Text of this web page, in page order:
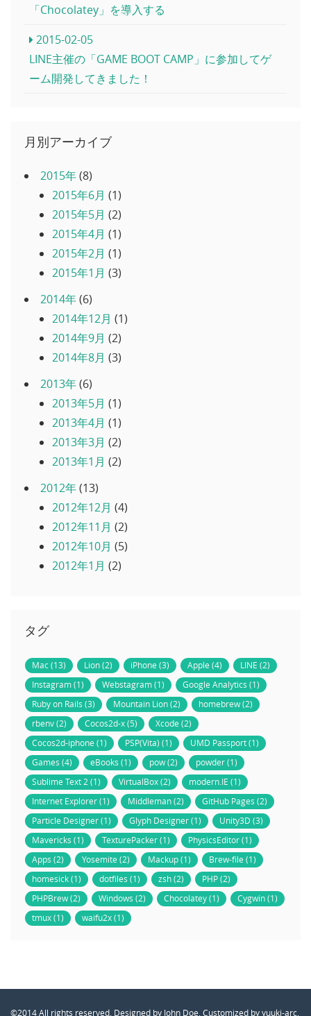
「Chocolatey」を導入する
2015-02-05
LINE主催の「GAME BOOT CAMP」に参加してゲ
ーム開発してきました！
月別アーカイブ
2015年(8)
2015年6月 (1)
2015年5月 (2)
2015年4月 (1)
2015年2月 (1)
2015年1月 (3)
2014年(6)
2014年12月 (1)
2014年9月 (2)
2014年8月 (3)
2013年(6)
2013年5月 (1)
2013年4月 (1)
2013年3月 (2)
2013年1月 (2)
2012年(13)
2012年12月 (4)
2012年11月 (2)
2012年10月 (5)
2012年1月 (2)
タグ
Mac (13) Lion (2) iPhone (3) Apple (4)
LINE (2)
Instagram (1)
Webstagram (1)
Google Analytics (1)
Ruby on Rails (3)
Mountain Lion (2)
homebrew (2)
rbenv (2)
Cocos2d-x (5)
Xcode (2)
Cocos2d-iphone (1)
PSP(Vita) (1)
UMD Passport (1)
Games (4)
eBooks (1) pow (2)
powder (1)
Sublime Text 2 (1)
VirtualBox (2)
modern.IE (1)
Internet Explorer (1)
Middleman (2)
GitHub Pages (2)
Particle Designer (1)
Glyph Designer (1)
Unity3D (3)
Mavericks (1)
TexturePacker (1)
PhysicsEditor (1)
Apps (2)
Yosemite (2) Mackup (1)
Brew-file (1)
homesick (1)
dotfiles (1) zsh (2)
PHP (2)
PHPBrew (2)
Windows (2) Chocolatey (1)
Cygwin (1)
tmux (1)
waifu2x (1)
©2014 All rights reserved. Designed by John Doe. Customized by yuuki-arc.